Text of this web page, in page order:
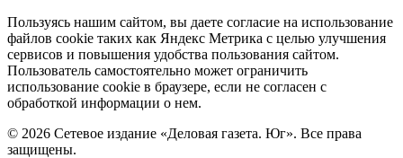
Политика
cookie
Пользуясь нашим сайтом, вы даете согласие на использование
файлов cookie таких как Яндекс Метрика с целью улучшения
сервисов и повышения удобства пользования сайтом.
Пользователь самостоятельно может ограничить
использование cookie в браузере, если не согласен с
обработкой информации о нем.
© 2026 Сетевое издание «Деловая газета. Юг». Все права
защищены.